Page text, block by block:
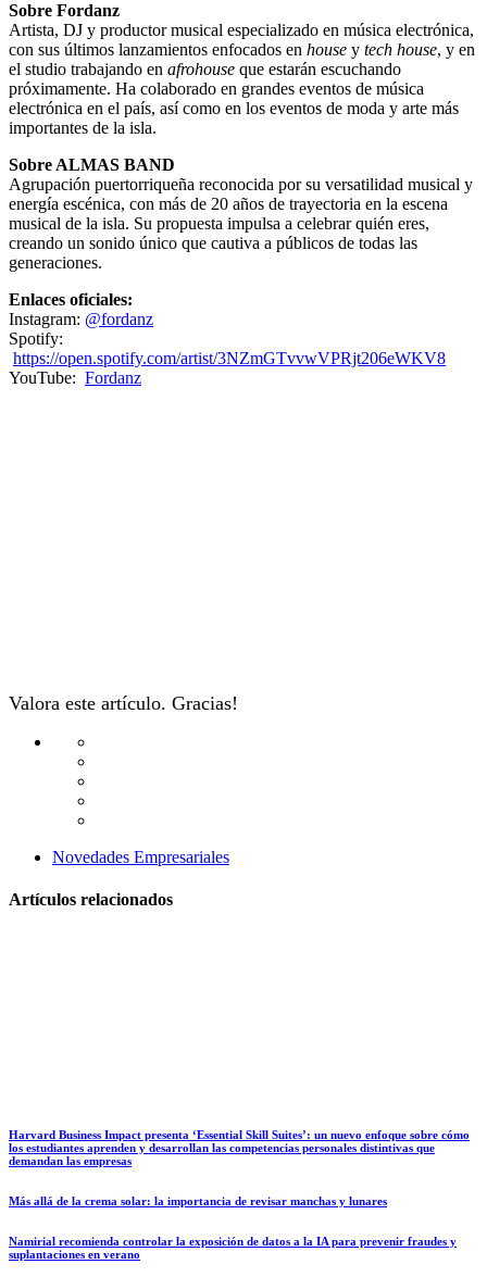
Sobre Fordanz
Artista, DJ y productor musical especializado en música electrónica,
con sus últimos lanzamientos enfocados en house y tech house, y en
el studio trabajando en afrohouse que estarán escuchando
próximamente. Ha colaborado en grandes eventos de música
electrónica en el país, así como en los eventos de moda y arte más
importantes de la isla.
Sobre ALMAS BAND
Agrupación puertorriqueña reconocida por su versatilidad musical y
energía escénica, con más de 20 años de trayectoria en la escena
musical de la isla. Su propuesta impulsa a celebrar quién eres,
creando un sonido único que cautiva a públicos de todas las
generaciones.
Enlaces oficiales:
Instagram: @fordanz
Spotify:
https://open.spotify.com/artist/3NZmGTvvwVPRjt206eWKV8
YouTube: Fordanz
Valora este artículo. Gracias!
Novedades Empresariales
Artículos relacionados
Harvard Business Impact presenta ‘Essential Skill Suites’: un nuevo enfoque sobre cómo
los estudiantes aprenden y desarrollan las competencias personales distintivas que
demandan las empresas
Más allá de la crema solar: la importancia de revisar manchas y lunares
Namirial recomienda controlar la exposición de datos a la IA para prevenir fraudes y
suplantaciones en verano